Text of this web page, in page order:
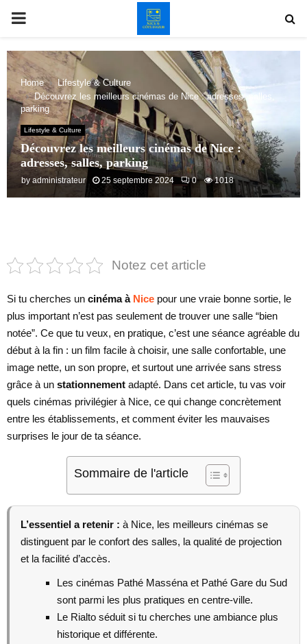
PRIMARY
MENU
Home
Lifestyle & Culture
Découvrez les meilleurs cinémas de Nice : adresses, salles,
parking
Lifestyle & Culture
Découvrez les meilleurs cinémas de Nice :
adresses, salles, parking
by administrateur 25 septembre 2024 0 1018
Notez cet article
Si tu cherches un cinéma à Nice pour une vraie bonne sortie, le
plus important n’est pas seulement de trouver une salle “bien
notée”. Ce que tu veux, en pratique, c’est une séance agréable du
début à la fin : un film facile à choisir, une salle confortable, une
image nette, un son propre, et surtout une arrivée sans stress
grâce à un stationnement adapté. Dans cet article, tu vas voir
quels cinémas privilégier à Nice, ce qui change concrètement
entre les établissements, et comment éviter les mauvaises
surprises le jour de ta séance.
Sommaire de l'article
L’essentiel a retenir : à Nice, les meilleurs cinémas se
distinguent par le confort des salles, la qualité de projection
et la facilité d’accès.
Les cinémas Pathé Masséna et Pathé Gare du Sud
sont parmi les plus pratiques en centre-ville.
Le Rialto séduit si tu cherches une ambiance plus
historique et différente.